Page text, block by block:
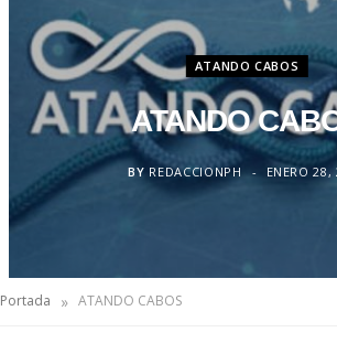
ATANDO CABOS
ATANDO
BY REDACCIONPH ENERO 28,
Portada » ATANDO CABOS